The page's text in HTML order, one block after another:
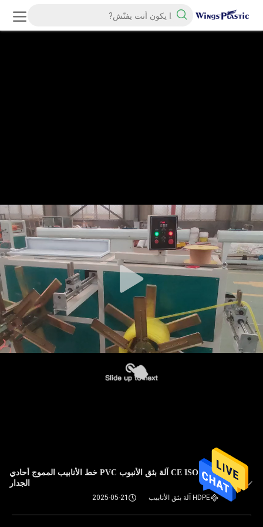
CE ISO HDPE آلة بثق الأنبوب PVC خط الأنابيب المموج أحادي
الجدار
HDPE آلة بثق الأنابيب 2025-05-21